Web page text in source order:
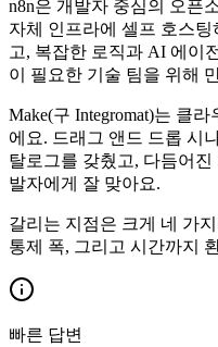
n8n은 개발자 중심의 오픈
자체 인프라에 셀프 호스팅
고, 복잡한 로직과 AI 에이
이 필요한 기술 팀을 위해
Make(구 Integromat)는 클
에요. 드래그 앤드 드롭 시
탈로그를 갖췄고, 다듬어
발자에게 잘 맞아요.
갈리는 지점은 크게 네 가
통제 폭, 그리고 시간까지
빠른 답변